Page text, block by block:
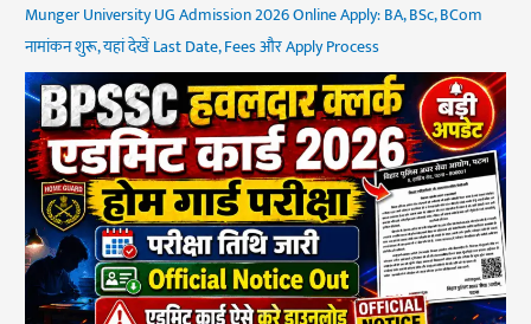
Munger University UG Admission 2026 Online Apply: BA, BSc, BCom
नामांकन शुरू, यहां देखें Last Date, Fees और Apply Process